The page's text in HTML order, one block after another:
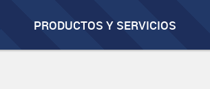
PRODUCTOS Y SERVICIOS